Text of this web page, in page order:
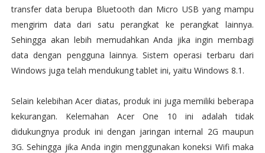
transfer data berupa Bluetooth dan Micro USB yang mampu
mengirim data dari satu perangkat ke perangkat lainnya.
Sehingga akan lebih memudahkan Anda jika ingin membagi
data dengan pengguna lainnya. Sistem operasi terbaru dari
Windows juga telah mendukung tablet ini, yaitu Windows 8.1.
Selain kelebihan Acer diatas, produk ini juga memiliki beberapa
kekurangan. Kelemahan Acer One 10 ini adalah tidak
didukungnya produk ini dengan jaringan internal 2G maupun
3G. Sehingga jika Anda ingin menggunakan koneksi Wifi maka